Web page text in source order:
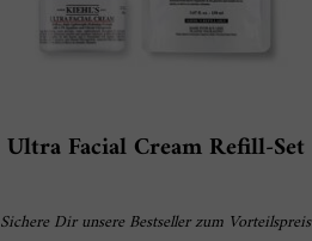
Ultra Facial Cream Refill-Set
Sichere Dir unsere Bestseller zum Vorteilspreis